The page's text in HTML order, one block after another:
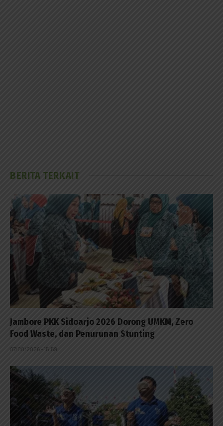
BERITA TERKAIT
Jambore PKK Sidoarjo 2026 Dorong UMKM, Zero
Food Waste, dan Penurunan Stunting
07/08/2026 - 15:59